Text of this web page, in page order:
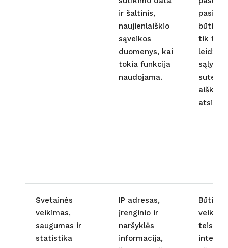
ir šaltinis,
naujienlaiškio
sąveikos
duomenys, kai
tokia funkcija
naudojama.
būti
tik
aiškią
Svetainės
veikimas,
saugumas ir
statistika
IP adresas,
įrenginio ir
naršyklės
informacija,